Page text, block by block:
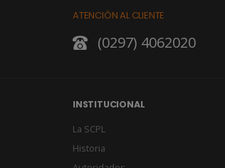
ATENCIÓN AL CLIENTE
(0297) 4062020
INSTITUCIONAL
La SCPL
Historia